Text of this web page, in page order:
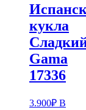
кукла
Gama
17336
3.900₽ В